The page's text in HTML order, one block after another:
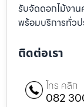
รับจัดดอกไม้งาน
พร้อมบริการทั่วป
ติดต่อเรา
โทร คลิก
082